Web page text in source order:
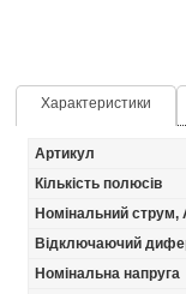
Характеристики
Артикул
Кількість полюсів
Номінальний струм,
Відключаючий
Номінальна напруга